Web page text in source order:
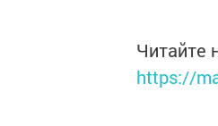
Читайте
https://